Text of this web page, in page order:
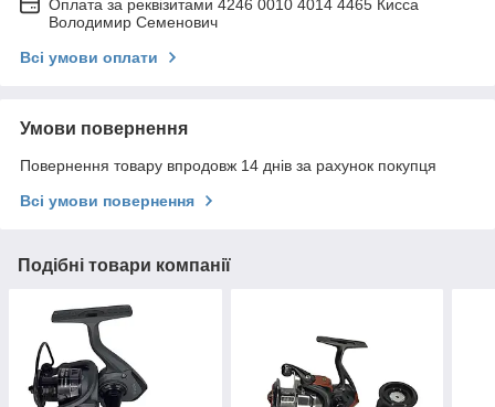
Оплата за реквізитами 4246 0010 4014 4465 Кисса
Володимир Семенович
Всі умови оплати
Умови повернення
Повернення товару впродовж 14 днів за рахунок покупця
Всі умови повернення
Подібні товари компанії